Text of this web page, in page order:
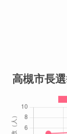
高槻市長